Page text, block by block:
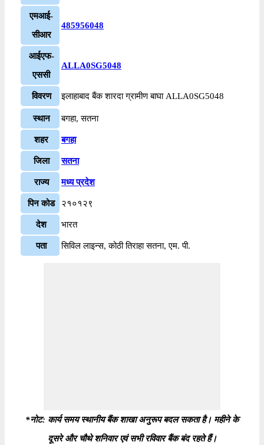
एमआई-
सीआर
485956048
आईएफ-
एससी
ALLA0SG5048
विवरण इलाहाबाद बैंक शारदा ग्रामीण बाघा ALLA0SG5048
स्थान बगहा, सतना
शहर बगहा
जिला सतना
राज्य मध्य प्रदेश
पिन कोड २१०१२९
देश भारत
पता सिविल लाइन्स, कोठी तिराहा सतना, एम. पी.
*नोट: कार्य समय स्थानीय बैंक शाखा अनुरूप बदल सकता है। महीने के
दूसरे और चौथे शनिवार एवं सभी रविवार बैंक बंद रहते हैं।